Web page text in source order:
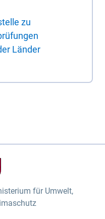
zu
Länder
für Umwelt,